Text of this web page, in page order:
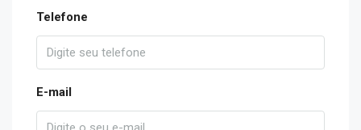
Telefone
E-mail